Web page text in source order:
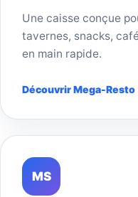
Une caisse conçue
tavernes, snacks,
en main rapide.
Découvrir Mega-
MS